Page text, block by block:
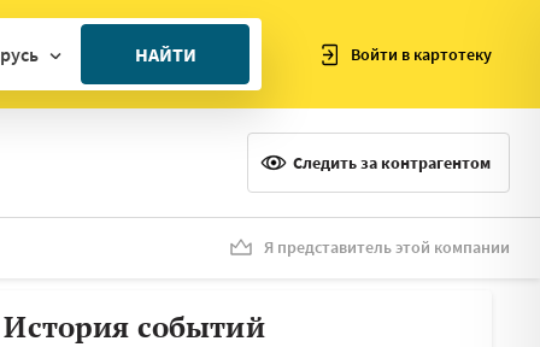
НАЙТИ Войти в картотеку
Следить за контрагентом
Я представитель этой компании
История событий